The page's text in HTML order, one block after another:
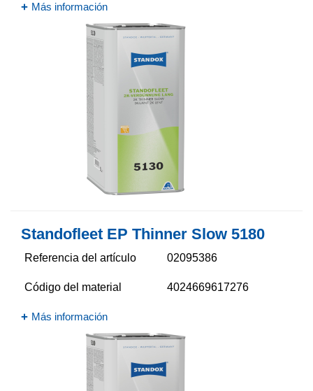
Más información
Standofleet EP Thinner Slow 5180
Referencia del artículo 02095386
Código del material 4024669617276
Más información